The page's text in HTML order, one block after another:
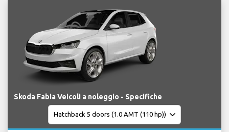
Skoda Fabia Veicoli a noleggio - Specifiche